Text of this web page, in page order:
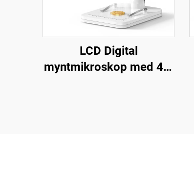
LCD Digital
myntmikroskop med 4,3